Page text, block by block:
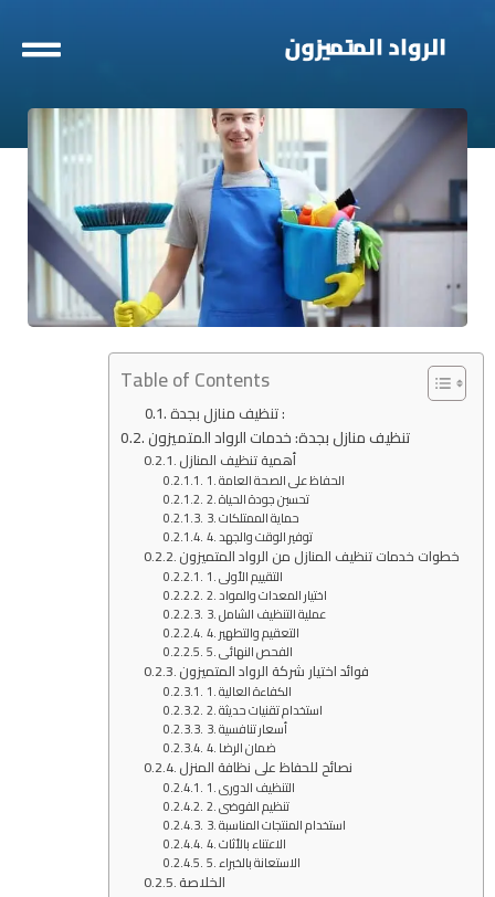
Table of Contents
تنظيف منازل بجدة :
تنظيف منازل بجدة: خدمات الرواد المتميزون
أهمية تنظيف المنازل
1. الحفاظ على الصحة العامة
2. تحسين جودة الحياة
3. حماية الممتلكات
4. توفير الوقت والجهد
خطوات خدمات تنظيف المنازل من الرواد المتميزون
1. التقييم الأولي
2. اختيار المعدات والمواد
3. عملية التنظيف الشامل
4. التعقيم والتطهير
5. الفحص النهائي
فوائد اختيار شركة الرواد المتميزون
1. الكفاءة العالية
2. استخدام تقنيات حديثة
3. أسعار تنافسية
4. ضمان الرضا
نصائح للحفاظ على نظافة المنزل
1. التنظيف الدوري
2. تنظيم الفوضى
3. استخدام المنتجات المناسبة
4. الاعتناء بالأثاث
5. الاستعانة بالخبراء
الخلاصة